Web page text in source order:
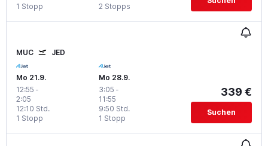
1 Stopp 2 Stopps
MUC JED
Mo 21.9.
12:55 -
2:05
1 Stopp
12:10 Std.
Mo 28.9.
3:05 -
11:55
1 Stopp
9:50 Std.
339 €
Suchen